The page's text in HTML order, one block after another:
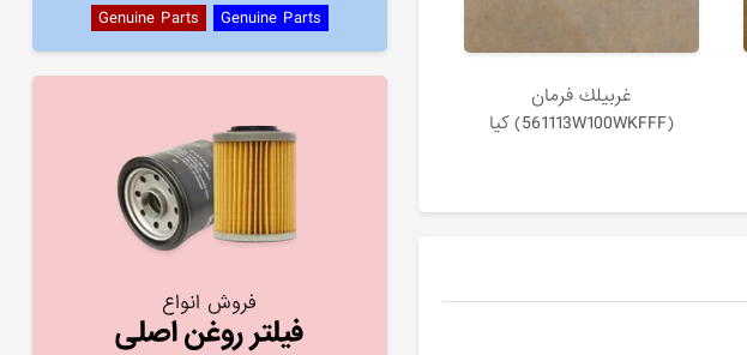
غربيلك فرمان
(561113W100WKFFF) کیا
Genuine Parts Genuine Parts
فروش انواع
فیلتر روغن اصلی